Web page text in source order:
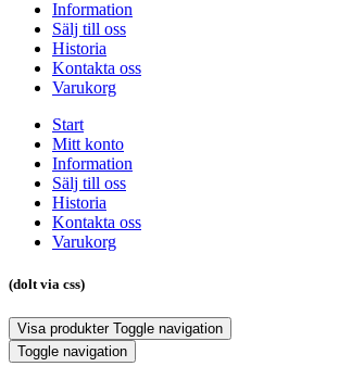
Information
Sälj till oss
Historia
Kontakta oss
Varukorg
Start
Mitt konto
Information
Sälj till oss
Historia
Kontakta oss
Varukorg
(dolt via css)
Visa produkter Toggle navigation
Toggle navigation